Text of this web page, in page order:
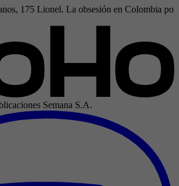
175 Lionel. La obsesión en Colombia
Semana S.A.